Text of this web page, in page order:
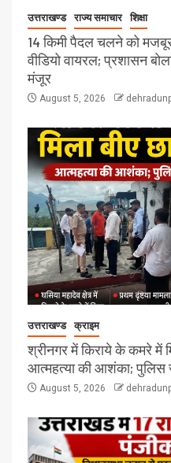
उत्तराखण्ड राज्य समाचार शिक्षा
14 किमी पैदल चलने को
वीडियो वायरल; प्रशासन
मंजूर
August 5, 2026
उत्तराखण्ड क्राइम
श्रीनगर में किराये के कमरे में
आत्महत्या की आशंका; पुलिस
August 5, 2026